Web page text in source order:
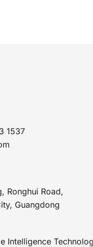
1537
Ronghui Road,
Guangdong
Intelligence